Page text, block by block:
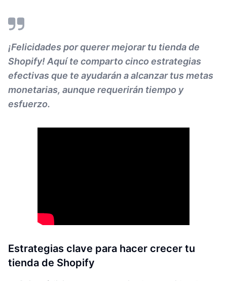
¡Felicidades por querer mejorar tu tienda de
Shopify! Aquí te comparto cinco estrategias
efectivas que te ayudarán a alcanzar tus metas
monetarias, aunque requerirán tiempo y
esfuerzo.
Estrategias clave para hacer crecer tu
tienda de Shopify